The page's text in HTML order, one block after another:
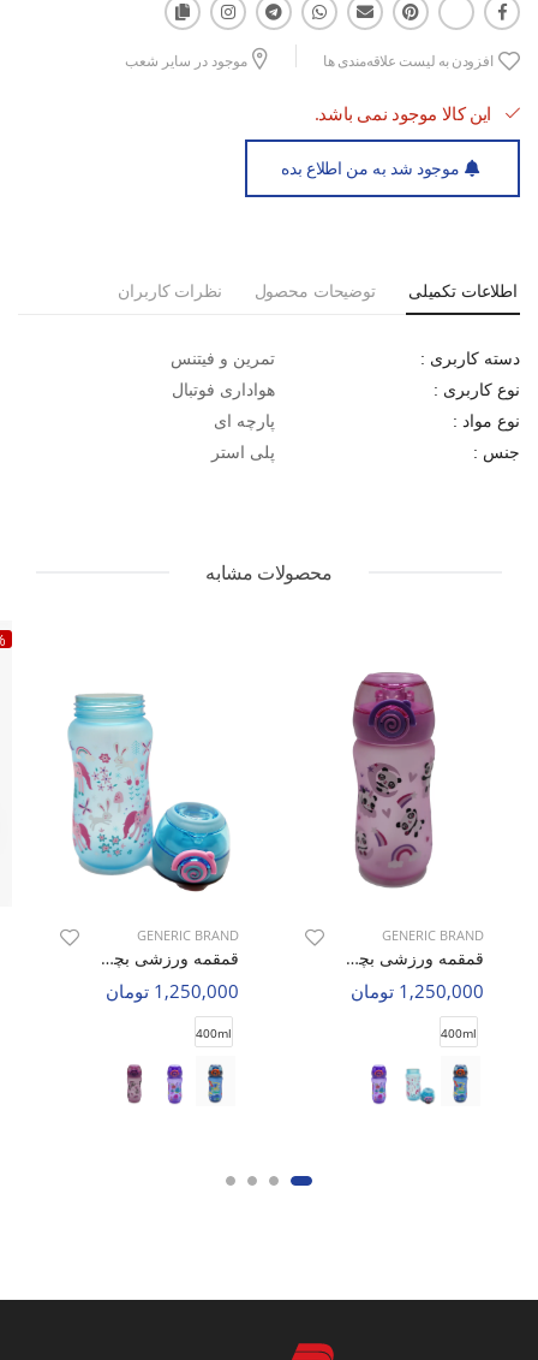
افزودن به لیست علاقه‌مندی ها موجود در سایر شعب
این کالا موجود نمی باشد.
موجود شد به من اطلاع بده
اطلاعات تکمیلی توضیحات محصول نظرات کاربران
دسته کاربری : تمرین و فیتنس
نوع کاربری : هواداری فوتبال
نوع مواد : پارچه ای
جنس : پلی استر
محصولات مشابه
GENERIC BRAND
قمقمه ورزشی بچه گانه بدون برند Animal Sip C
1,250,000 تومان
400ml
GENERIC BRAND
قمقمه ورزشی بچه گانه بدون برند Animal Sip C
1,250,000 تومان
400ml